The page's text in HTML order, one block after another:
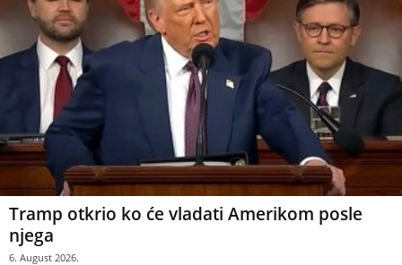
Tramp otkrio ko će vladati Amerikom posle
njega
6. August 2026.